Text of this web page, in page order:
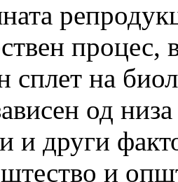
процес,
сплет на
од
и други
и